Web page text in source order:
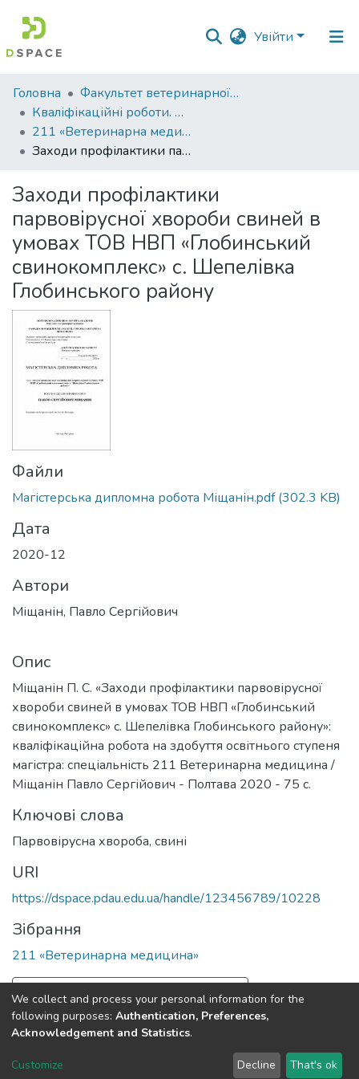
Увійти
Фонди
та
зібрання
Пошук за критеріями
Статистика
Головна
Факультет ветеринарної медицини
Кваліфікаційні роботи. Факультет ветеринарної медицини
211 «Ветеринарна медицина»
Заходи профілактики парвовірусної хвороби свиней в умовах ТОВ НВП «Глобинський свинокомплекс» с. Шепелівка Глобинського району
Заходи профілактики
парвовірусної хвороби свиней в
умовах ТОВ НВП «Глобинський
свинокомплекс» с. Шепелівка
Глобинського району
Файли
Магістерська дипломна робота Міщанін.pdf(302.3 KB)
Дата
2020-12
Автори
Міщанін, Павло Сергійович
Опис
Міщанін П. С. «Заходи профілактики парвовірусної
хвороби свиней в умовах ТОВ НВП «Глобинський
свинокомплекс» с. Шепелівка Глобинського району»:
кваліфікаційна робота на здобуття освітнього ступеня
магістра: спеціальність 211 Ветеринарна медицина /
Міщанін Павло Сергійович - Полтава 2020 - 75 с.
Ключові слова
Парвовірусна хвороба, свині
URI
https://dspace.pdau.edu.ua/handle/123456789/10228
Зібрання
211 «Ветеринарна медицина»
Повна інформація про документ
Полтавський державний аграрний університет
LYRASIS
We collect and process your personal information for the
following purposes: Authentication, Preferences,
Acknowledgement and Statistics.
Customize Decline That's ok